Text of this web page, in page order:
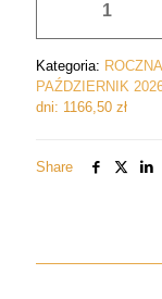
PŁATNOŚĆ
RATALNA
Kategoria:
PAŹDZIERNIK
dni: 1166,50 zł
Share